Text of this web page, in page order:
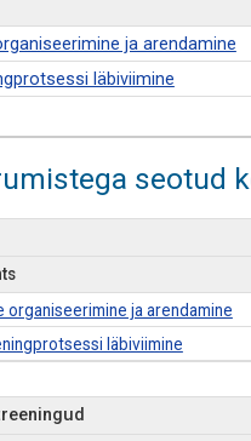
ja arendamine
läbiviimine
seotud
organiseerimine ja arendamine
läbiviimine